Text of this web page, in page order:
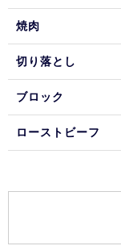
焼肉
切り落とし
ブロック
ローストビーフ